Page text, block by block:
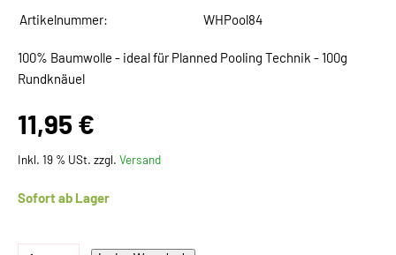
Artikelnummer: WHPool84
100% Baumwolle - ideal für Planned Pooling Technik - 100g
Rundknäuel
11,95 €
Inkl. 19 % USt. zzgl. Versand
Sofort ab Lager